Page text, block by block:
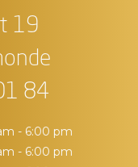
19
84
- 6:00 pm
- 6:00 pm